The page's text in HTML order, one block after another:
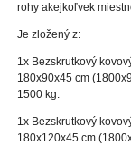
rohy akejkoľvek
Je zložený z:
1x Bezskrutkový
180x90x45 cm
1500 kg.
1x Bezskrutkový
180x120x45 cm